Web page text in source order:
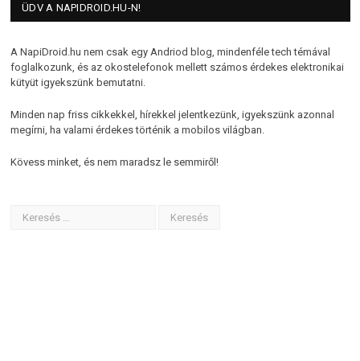
ÜDV A NAPIDROID.HU-N!
A NapiDroid.hu nem csak egy Andriod blog, mindenféle tech témával
foglalkozunk, és az okostelefonok mellett számos érdekes elektronikai
kütyüt igyekszünk bemutatni.
Minden nap friss cikkekkel, hírekkel jelentkezünk, igyekszünk azonnal
megírni, ha valami érdekes történik a mobilos világban.
Kövess minket, és nem maradsz le semmiről!